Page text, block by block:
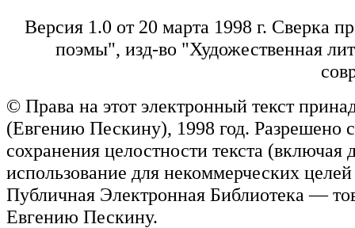
Версия 1.0 от 20 марта 1998 г. Сверка
поэмы", изд-во "Художественная
© Права на этот электронный текст
(Евгению Пескину), 1998 год. Разрешено
сохранения целостности текста
использование для некоммерческих
Публичная Электронная Библиотека —
Евгению Пескину.